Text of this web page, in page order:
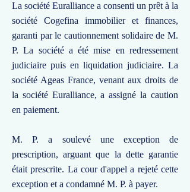
La société Euralliance a consenti un prêt à la
société Cogefina immobilier et finances,
garanti par le cautionnement solidaire de M.
P. La société a été mise en redressement
judiciaire puis en liquidation judiciaire. La
société Ageas France, venant aux droits de
la société Euralliance, a assigné la caution
en paiement.
M. P. a soulevé une exception de
prescription, arguant que la dette garantie
était prescrite. La cour d'appel a rejeté cette
exception et a condamné M. P. à payer.